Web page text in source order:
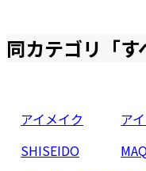
同カテゴリ「す
アイメイク
SHISEIDO
ア